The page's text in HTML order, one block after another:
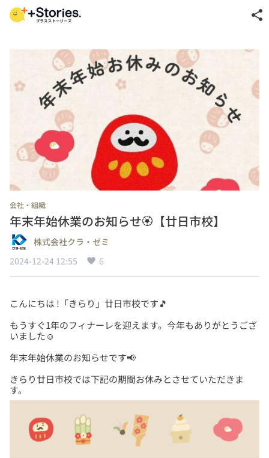
share
会社・組織
年末年始休業のお知らせ🏵️【廿日市校】
株式会社クラ・ゼミ
2024-12-24 12:55
6
もうすぐ1年のフィナーレを迎えます。今年もありがとうござ
きらり廿日市校では下記の期間お休みとさせていただきま